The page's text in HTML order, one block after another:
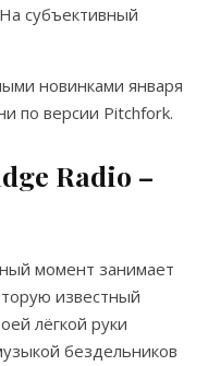
субъективный
новинками января
по версии Pitchfork.
Radio –
момент занимает
известный
лёгкой руки
бездельников